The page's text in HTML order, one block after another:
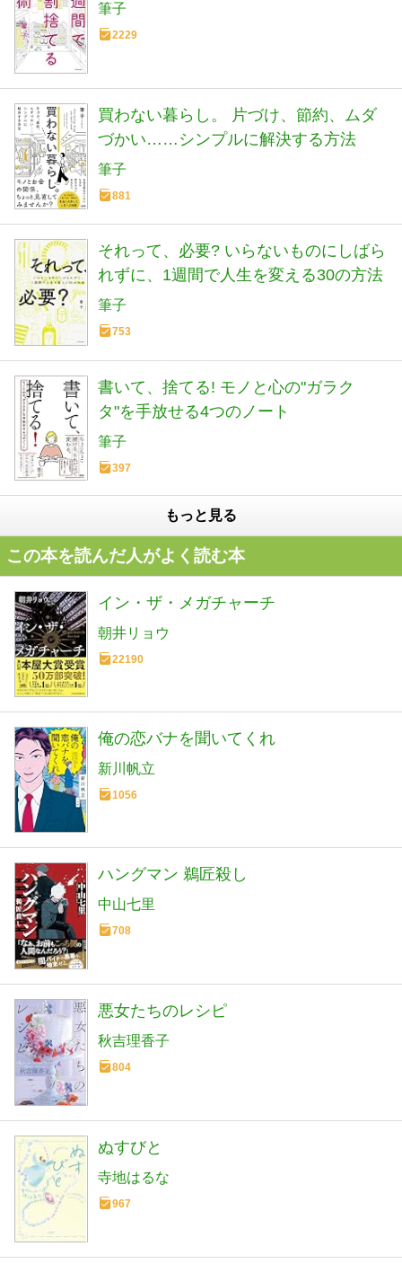
筆子
2229
買わない暮らし。 片づけ、節約、ムダ
づかい……シンプルに解決する方法
筆子
881
それって、必要? いらないものにしばら
れずに、1週間で人生を変える30の方法
筆子
753
書いて、捨てる! モノと心の"ガラク
タ"を手放せる4つのノート
筆子
397
もっと見る
この本を読んだ人がよく読む本
イン・ザ・メガチャーチ
朝井リョウ
22190
俺の恋バナを聞いてくれ
新川帆立
1056
ハングマン 鵜匠殺し
中山七里
708
悪女たちのレシピ
秋吉理香子
804
ぬすびと
寺地はるな
967